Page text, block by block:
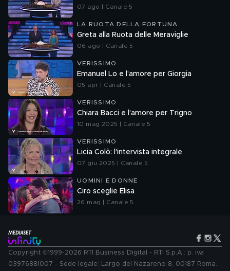
07 ago | Canale 5
LA RUOTA DELLA FORTUNA
Greta alla Ruota delle Meraviglie
06 ago | Canale 5
VERISSIMO
Emanuel Lo e l'amore per Giorgia
05 apr | Canale 5
VERISSIMO
Chiara Bacci e l'amore per Trigno
10 mag 2025 | Canale 5
VERISSIMO
Licia Colò: l'intervista integrale
07 giu 2025 | Canale 5
UOMINI E DONNE
Ciro sceglie Elisa
26 mag | Canale 5
Copyright ©1999-2026 RTI Business Digital - RTI S.p.A.: p. iva
03976881007 - Sede legale: Largo del Nazareno 8, 00187 Roma.